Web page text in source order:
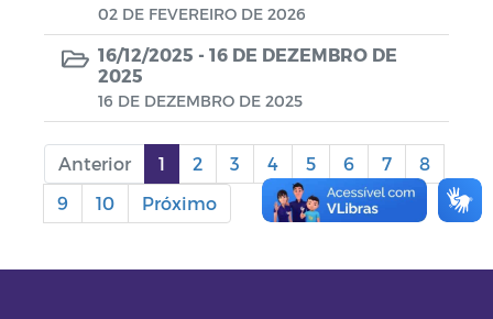
02 DE FEVEREIRO DE 2026
16/12/2025 - 16 DE DEZEMBRO DE
2025
16 DE DEZEMBRO DE 2025
Anterior 1 2 3 4 5 6 7
8
9
10 Próximo